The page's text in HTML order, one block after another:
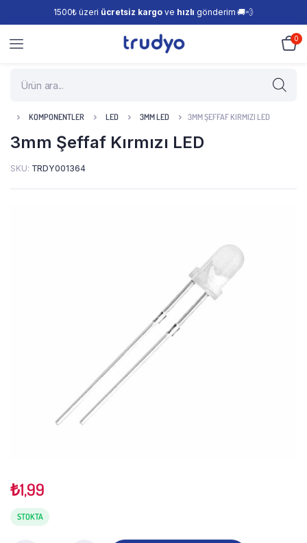
1500₺ üzeri ücretsiz kargo ve hızlı gönderim 🚚💨
0
KOMPONENTLER LED 3MM LED 3MM ŞEFFAF KIRMIZI LED
3mm Şeffaf Kırmızı LED
SKU: TRDY001364
₺1,99
STOKTA